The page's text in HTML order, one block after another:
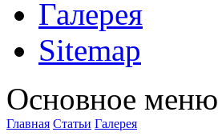
Галерея
Sitemap
Оснoвнoе меню
Главная Стaтьи Галерея